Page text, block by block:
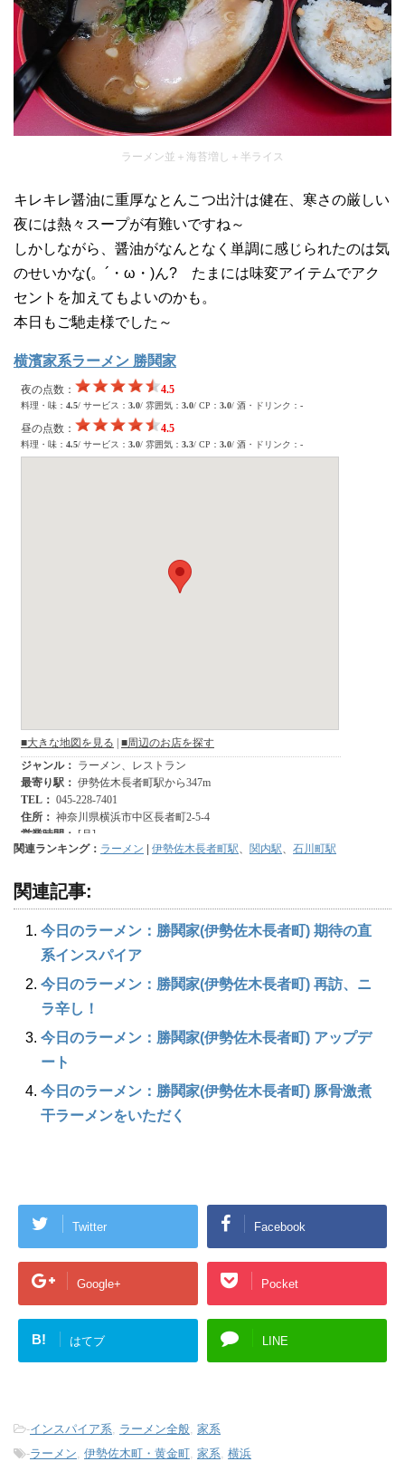
ラーメン並＋海苔増し＋半ライス
キレキレ醤油に重厚なとんこつ出汁は健在、寒さの厳しい
夜には熱々スープが有難いですね～
しかしながら、醤油がなんとなく単調に感じられたのは気
のせいかな(。´・ω・)ん? たまには味変アイテムでアク
セントを加えてもよいのかも。
本日もご馳走様でした～
横濱家系ラーメン 勝鬨家
関連ランキング： ラーメン 伊勢佐木長者町駅、 関内駅、 石川町駅
関連記事:
今日のラーメン：勝鬨家(伊勢佐木長者町) 期待の直
系インスパイア
今日のラーメン：勝鬨家(伊勢佐木長者町) 再訪、ニ
ラ辛し！
今日のラーメン：勝鬨家(伊勢佐木長者町) アップデ
ート
今日のラーメン：勝鬨家(伊勢佐木長者町) 豚骨激煮
干ラーメンをいただく
Twitter Facebook
Google+ Pocket
B! はてブ LINE
-インスパイア系, ラーメン全般, 家系
-ラーメン, 伊勢佐木町・黄金町, 家系, 横浜